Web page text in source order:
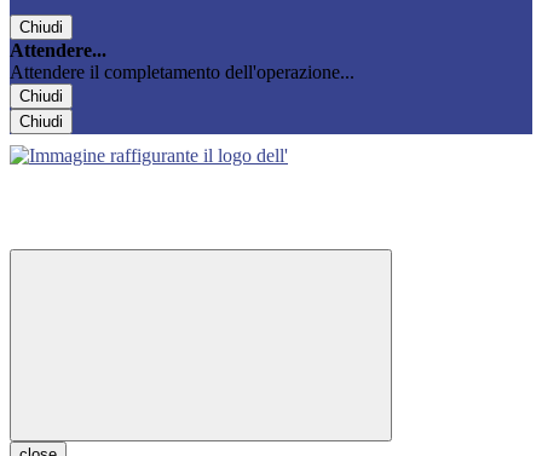
Chiudi
Attendere...
Attendere il completamento dell'operazione...
Chiudi
Chiudi